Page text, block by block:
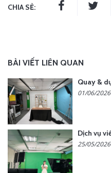
CHIA SẺ:
BÀI VIẾT LIÊN QUAN
01/06/2026
25/05/2026